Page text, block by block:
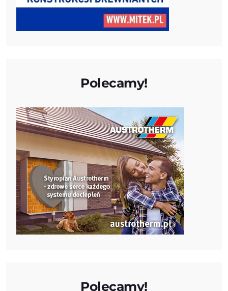
Polecamy!
Polecamy!